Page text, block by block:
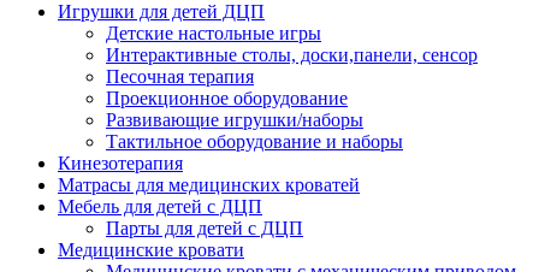
Игрушки для детей ДЦП
Детские настольные игры
Интерактивные столы, доски,панели, сенсор
Песочная терапия
Проекционное оборудование
Развивающие игрушки/наборы
Тактильное оборудование и наборы
Кинезотерапия
Матрасы для медицинских кроватей
Мебель для детей с ДЦП
Парты для детей с ДЦП
Медицинские кровати